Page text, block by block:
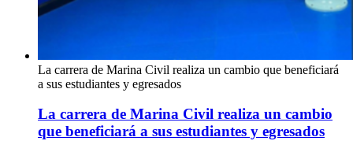
La carrera de Marina Civil realiza un cambio que beneficiará
a sus estudiantes y egresados
La carrera de Marina Civil realiza un cambio
que beneficiará a sus estudiantes y egresados